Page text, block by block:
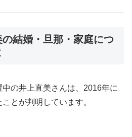
結婚・旦那・家庭につ
の井上直美さんは、2016年に
とが判明しています。